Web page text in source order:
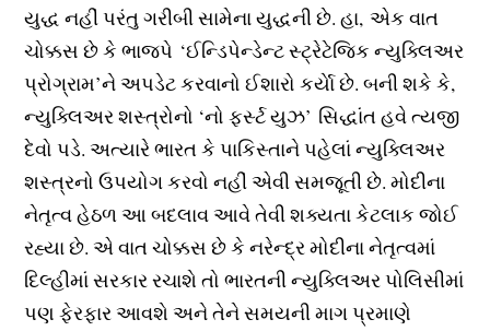
યુદ્ધ નહીં પરંતુ ગરીબી સામેના યુદ્ધની છે. હા, એક વાત
ચોક્કસ છે કે ભાજપે ‘ઈન્ડિપેન્ડેન્ટ સ્ટ્રેટેજિક ન્યુક્લિઅર
પ્રોગ્રામ’ને અપડેટ કરવાનો ઈશારો કર્યાે છે. બની શકે કે,
ન્યુક્લિઅર શસ્ત્રોનો ‘નો ફર્સ્ટ યુઝ’ સિદ્ધાંત હવે ત્યજી
દેવો પડે. અત્યારે ભારત કે પાકિસ્તાને પહેલાં ન્યુક્લિઅર
શસ્ત્રનો ઉપયોગ કરવો નહીં એવી સમજૂતી છે. મોદીના
નેતૃત્વ હેઠળ આ બદલાવ આવે તેવી શક્યતા કેટલાક જોઈ
રહ્યા છે. એ વાત ચોક્કસ છે કે નરેન્દ્ર મોદીના નેતૃત્વમાં
દિલ્હીમાં સરકાર રચાશે તો ભારતની ન્યુક્લિઅર પોલિસીમાં
પણ ફેરફાર આવશે અને તેને સમયની માગ પ્રમાણે